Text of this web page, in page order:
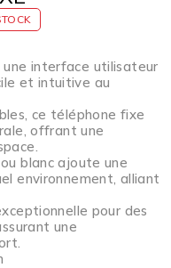
une interface utilisateur
et intuitive au
ce téléphone fixe
offrant une
blanc ajoute une
environnement, alliant
pour des
une